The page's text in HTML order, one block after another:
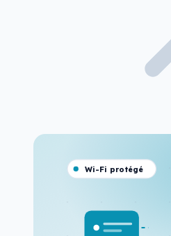
Wi-Fi protégé